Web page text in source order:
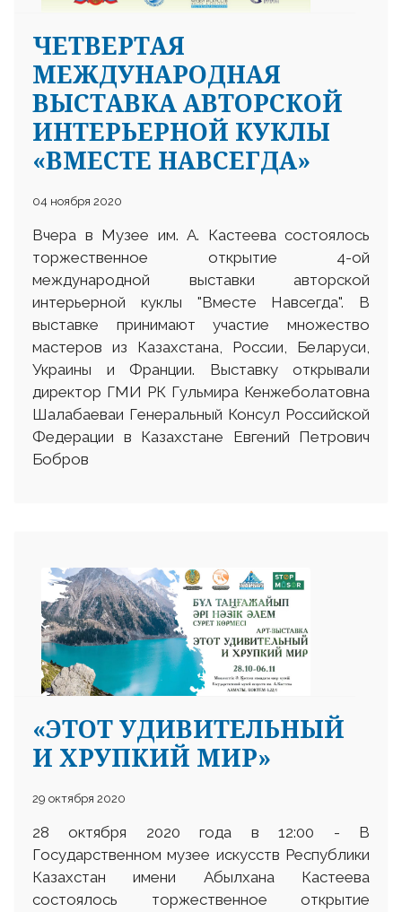
ЧЕТВЕРТАЯ
МЕЖДУНАРОДНАЯ
ВЫСТАВКА АВТОРСКОЙ
ИНТЕРЬЕРНОЙ КУКЛЫ
«ВМЕСТЕ НАВСЕГДА»
04 ноября 2020
Вчера в Музее им. А. Кастеева состоялось
торжественное открытие 4-ой
международной выставки авторской
интерьерной куклы "Вместе Навсегда". В
выставке принимают участие множество
мастеров из Казахстана, России, Беларуси,
Украины и Франции. Выставку открывали
директор ГМИ РК Гульмира Кенжеболатовна
Шалабаеваи Генеральный Консул Российской
Федерации в Казахстане Евгений Петрович
Бобров
«ЭТОТ УДИВИТЕЛЬНЫЙ
И ХРУПКИЙ МИР»
29 октября 2020
28 октября 2020 года в 12:00 - В
Государственном музее искусств Республики
Казахстан имени Абылхана Кастеева
состоялось торжественное открытие